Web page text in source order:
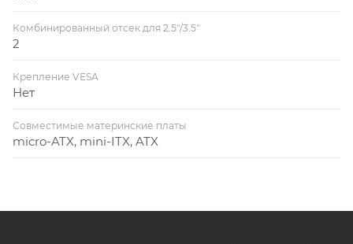
Комбинированный отсек для 2.5"/3.5"
2
Крепление VESA
Нет
Совместимые материнские платы
micro-ATX, mini-ITX, ATX